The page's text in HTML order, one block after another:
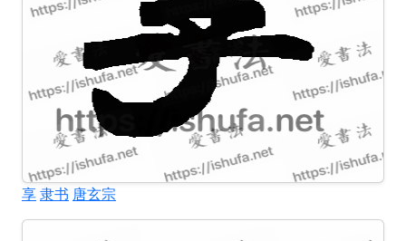
享隶书 唐玄宗